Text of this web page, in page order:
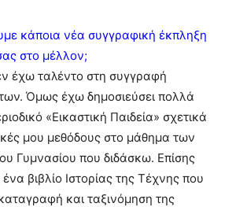
κάποια νέα συγγραφική έκπληξη
στο μέλλον;
έχω ταλέντο στη συγγραφή
Όμως έχω δημοσιεύσει πολλά
«Εικαστική Παιδεία» σχετικά
μου μεθόδους στο μάθημα των
Γυμνασίου που διδάσκω. Επίσης
βιβλίο Ιστορίας της Τέχνης που
και ταξινόμηση της